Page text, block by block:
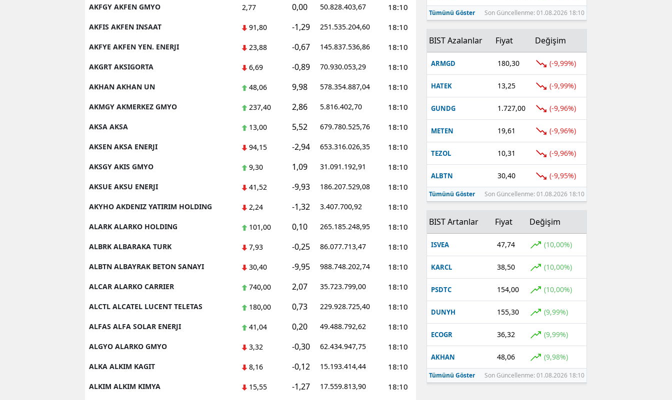
Kırklareli
Kırşehir
Kocaeli
Konya
Kütahya
Malatya
Manisa
Kahramanmaraş
Mardin
Muğla
Muş
Nevşehir
Niğde
Ordu
Rize
Sakarya
AKFGY AKFEN GMYO 2,77 0,00 50.828.403,67 18:10
AKFIS AKFEN INSAAT 91,80 -1,29 251.535.204,60 18:10
AKFYE AKFEN YEN. ENERJI 23,88 -0,67 145.837.536,86 18:10
AKGRT AKSIGORTA 6,69 -0,89 70.930.053,29 18:10
AKHAN AKHAN UN 48,06 9,98 578.354.887,04 18:10
AKMGY AKMERKEZ GMYO 237,40 2,86 5.816.402,70 18:10
AKSA AKSA 13,00 5,52 679.780.525,76 18:10
AKSEN AKSA ENERJI 94,15 -2,94 653.316.026,35 18:10
AKSGY AKIS GMYO 9,30 1,09 31.091.192,91 18:10
AKSUE AKSU ENERJI 41,52 -9,93 186.207.529,08 18:10
AKYHO AKDENIZ YATIRIM HOLDING 2,24 -1,32 3.407.700,92 18:10
ALARK ALARKO HOLDING 101,00 0,10 265.185.248,95 18:10
ALBRK ALBARAKA TURK 7,93 -0,25 86.077.713,47 18:10
ALBTN ALBAYRAK BETON SANAYI 30,40 -9,95 988.748.202,74 18:10
ALCAR ALARKO CARRIER 740,00 2,07 35.723.799,00 18:10
ALCTL ALCATEL LUCENT TELETAS 180,00 0,73 229.928.725,40 18:10
ALFAS ALFA SOLAR ENERJI 41,04 0,20 49.488.792,62 18:10
ALGYO ALARKO GMYO 3,32 -0,30 62.434.947,75 18:10
ALKA ALKIM KAGIT 8,16 -0,12 15.193.414,44 18:10
ALKIM ALKIM KIMYA 15,55 -1,27 17.559.813,90 18:10
Tümünü Göster Son Güncellenme: 01.08.2026 18:10
BIST Azalanlar Fiyat Değişim
ARMGD 180,30 (-9,99%)
HATEK 13,25 (-9,99%)
GUNDG 1.727,00 (-9,96%)
METEN 19,61 (-9,96%)
TEZOL 10,31 (-9,96%)
ALBTN 30,40 (-9,95%)
Tümünü Göster Son Güncellenme: 01.08.2026 18:10
BIST Artanlar Fiyat Değişim
ISVEA 47,74 (10,00%)
KARCL 38,50 (10,00%)
PSDTC 154,00 (10,00%)
DUNYH 155,30 (9,99%)
ECOGR 36,32 (9,99%)
AKHAN 48,06 (9,98%)
Tümünü Göster Son Güncellenme: 01.08.2026 18:10